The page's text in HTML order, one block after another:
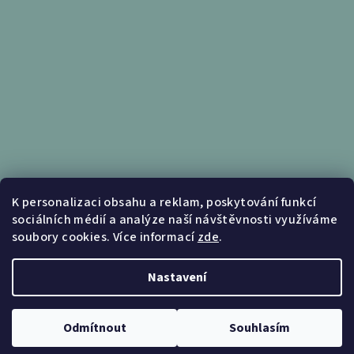
K personalizaci obsahu a reklam, poskytování funkcí
sociálních médií a analýze naší návštěvnosti využíváme
soubory cookies. Více informacízde.
Nastavení
Odmítnout Souhlasím
Informace pro vás
Obchodní podmínky
Upravit nastavení cookies
Vytvořil Shoptet